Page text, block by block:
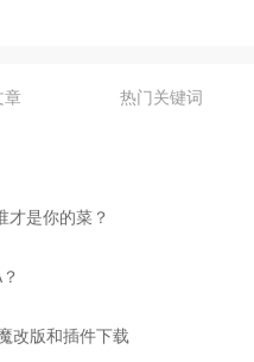
章 热门关键词
才是你的菜？
改版和插件下载